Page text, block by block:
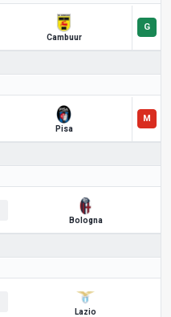
Cambuur
Pisa
Bologna
Lazio